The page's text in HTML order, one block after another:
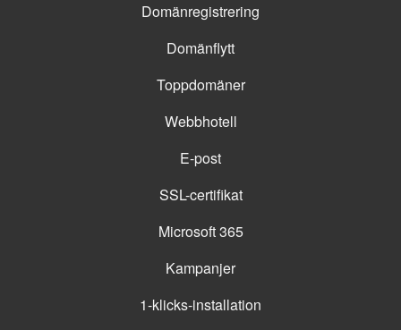
Domänregistrering
Domänflytt
Toppdomäner
Webbhotell
E-post
SSL-certifikat
Microsoft 365
Kampanjer
1-klicks-installation